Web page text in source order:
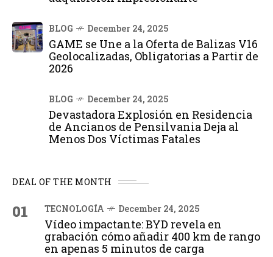
BLOG December 24, 2025
GAME se Une a la Oferta de Balizas V16
Geolocalizadas, Obligatorias a Partir de
2026
BLOG December 24, 2025
Devastadora Explosión en Residencia
de Ancianos de Pensilvania Deja al
Menos Dos Víctimas Fatales
DEAL OF THE MONTH
01 TECNOLOGÍA December 24, 2025
Vídeo impactante: BYD revela en
grabación cómo añadir 400 km de rango
en apenas 5 minutos de carga